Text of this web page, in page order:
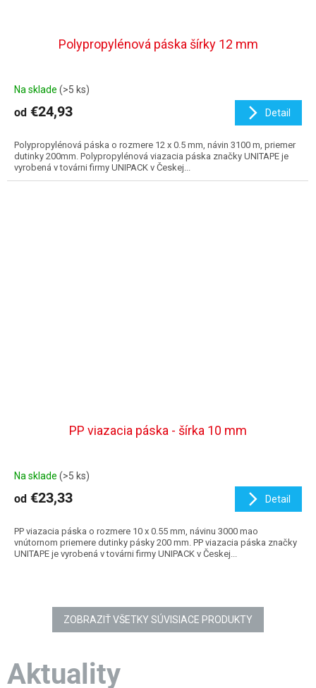
Polypropylénová páska šírky 12 mm
Na sklade (>5 ks)
od €24,93 Detail
Polypropylénová páska o rozmere 12 x 0.5 mm, návin 3100 m, priemer
dutinky 200mm. Polypropylénová viazacia páska značky UNITAPE je
vyrobená v továrni firmy UNIPACK v Českej...
PP viazacia páska - šírka 10 mm
Na sklade (>5 ks)
od €23,33 Detail
PP viazacia páska o rozmere 10 x 0.55 mm, návinu 3000 mao
vnútornom priemere dutinky pásky 200 mm. PP viazacia páska značky
UNITAPE je vyrobená v továrni firmy UNIPACK v Českej...
ZOBRAZIŤ VŠETKY SÚVISIACE PRODUKTY
Aktuality